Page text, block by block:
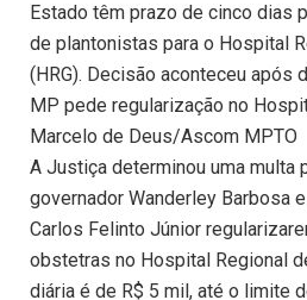
Estado têm prazo de cinco dias
de plantonistas para o Hospital
(HRG). Decisão aconteceu após
MP pede regularização no
Marcelo de Deus/Ascom MPTO
A Justiça determinou uma multa
governador Wanderley Barbosa
Carlos Felinto Júnior
obstetras no Hospital Regional
diária é de R$ 5 mil, até o limite